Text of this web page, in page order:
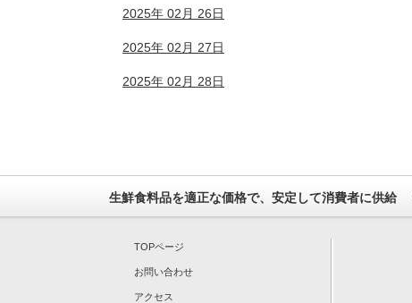
2025年 02月 26日
2025年 02月 27日
2025年 02月 28日
生鮮食料品を適正な価格で、安定して消費者に供給
TOPページ
お問い合わせ
アクセス